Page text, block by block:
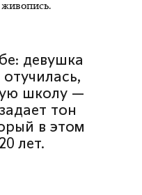
живопись.
девушка
отучилась,
школу —
тон
в этом
лет.